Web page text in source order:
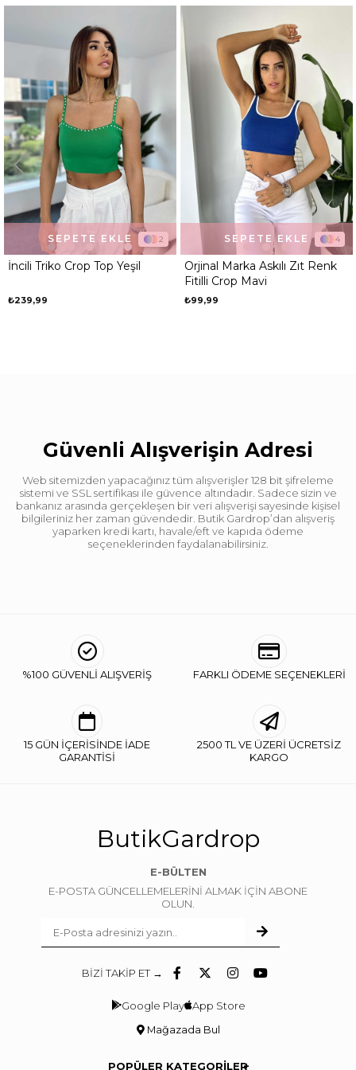
Günlük
4
Orjinal Marka Askılı Zıt Renk
₺99,99
SEPETE EKLE
Orjinal Marka Halter Yaka
Atlet Mavi
₺99,99
SEPETE EKLE
Güvenli Alışverişin Adresi
Web sitemizden yapacağınız tüm alışverişler 128 bit şifreleme
sistemi ve SSL sertifikası ile güvence altındadır. Sadece sizin ve
bankanız arasında gerçekleşen bir veri alışverişi sayesinde kişisel
bilgileriniz her zaman güvendedir. Butik Gardrop’dan alışveriş
yaparken kredi kartı, havale/eft ve kapıda ödeme
seçeneklerinden faydalanabilirsiniz.
%100 GÜVENLİ ALIŞVERİŞ FARKLI ÖDEME SEÇENEKLERİ
15 GÜN İÇERİSİNDE İADE
GARANTİSİ
2500 TL VE ÜZERİ ÜCRETSİZ
KARGO
ButikGardrop
E-BÜLTEN
E-POSTA GÜNCELLEMELERİNİ ALMAK İÇİN ABONE
OLUN.
BİZİ TAKİP ET →
Google Play App Store
Mağazada Bul
POPÜLER KATEGORİLER